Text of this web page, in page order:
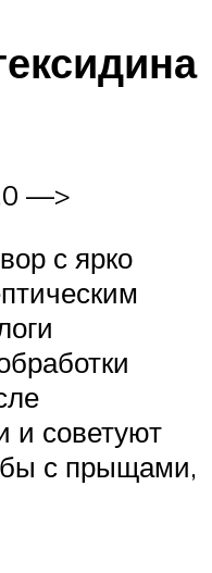
—>
с ярко
и советуют
с прыщами,